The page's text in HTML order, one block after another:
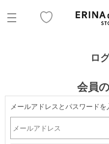
ロ
会員
メールアドレスとパスワード